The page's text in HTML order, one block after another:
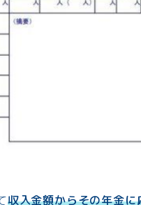
収入金額からその年金